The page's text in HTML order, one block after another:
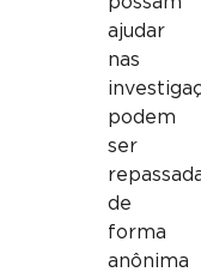
ajudar
nas
podem
ser
de
forma
anônima